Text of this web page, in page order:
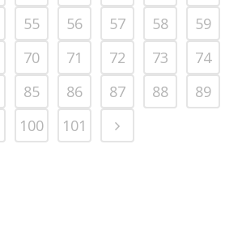
55 56 57 58
59
70 71 72 73
74
85 86 87 88
89
100 101